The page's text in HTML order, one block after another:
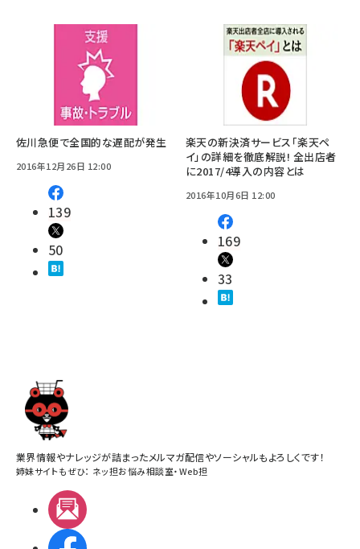
佐川急便で全国的な遅配が発生
2016年12月26日 12:00
139
50
楽天の新決済サービス「楽天ペ
イ」の詳細を徹底解説! 全出店者
に2017/4導入の内容とは
2016年10月6日 12:00
169
33
業界情報やナレッジが詰まったメルマガ配信やソーシャルもよろしくです！
姉妹サイトもぜひ： ネッ担お悩み相談室・Web担